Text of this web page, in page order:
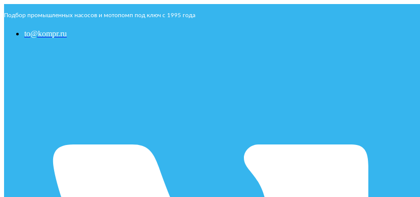
Подбор промышленных насосов и мотопомп под ключ с 1995 года
to@kompr.ru